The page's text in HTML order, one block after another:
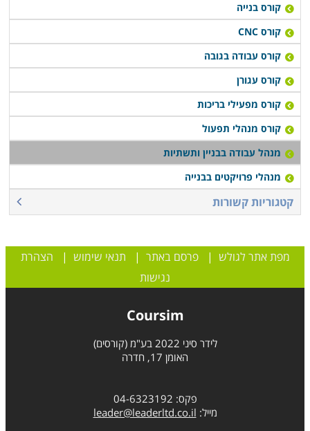
קורס בנייה
קורס CNC
קורס עבודה בגובה
קורס עגורן
קורס מפעילי בריכות
קורס מנהלי תפעול
מנהל עבודה בבניין ותשתיות
מנהלי פרויקטים בבנייה
קטגוריות קשורות
מפת אתר לגולש |פרסם באתר | תנאי שימוש | הצהרת
נגישות
Coursim
לידר סיני 2022 בע"מ (קורסים)
האומן 17, חדרה
פקס: 04-6323192
מייל: leader@leaderltd.co.il